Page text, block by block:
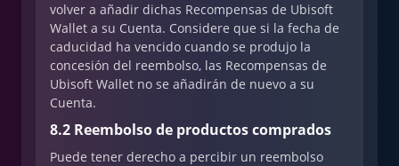
volver a añadir dichas Recompensas de Ubisoft
Wallet a su Cuenta. Considere que si la fecha de
caducidad ha vencido cuando se produjo la
concesión del reembolso, las Recompensas de
Ubisoft Wallet no se añadirán de nuevo a su
Cuenta.
8.2 Reembolso de productos comprados
Puede tener derecho a percibir un reembolso